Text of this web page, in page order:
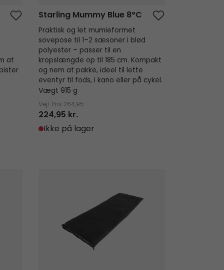
at
Starling Mummy Blue 8°C
Praktisk og let mumieformet
sovepose til 1–2 sæsoner i blød
polyester – passer til en
kropslængde op til 185 cm. Kompakt
og nem at pakke, ideel til lette
eventyr til fods, i kano eller på cykel.
Vægt 915 g
Vejl. Pris 264,95
224,95 kr.
Ikke på lager